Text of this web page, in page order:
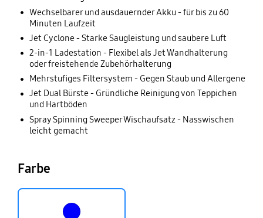
Wechselbarer und ausdauernder Akku - für bis zu 60
Minuten Laufzeit
Jet Cyclone - Starke Saugleistung und saubere Luft
2-in-1 Ladestation - Flexibel als Jet Wandhalterung
oder freistehende Zubehörhalterung
Mehrstufiges Filtersystem - Gegen Staub und Allergene
Jet Dual Bürste - Gründliche Reinigung von Teppichen
und Hartböden
Spray Spinning Sweeper Wischaufsatz - Nasswischen
leicht gemacht
Farbe